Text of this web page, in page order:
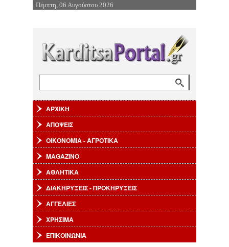
Επιστροφή στην Πλοήγηση
Πέμπτη, 06 Αυγούστου 2026
ΑΡΧΙΚΗ
ΑΠΟΨΕΙΣ
ΟΙΚΟΝΟΜΙΑ - ΑΓΡΟΤΙΚΑ
MAGAZINO
ΑΘΛΗΤΙΚΑ
ΔΙΑΚΗΡΥΞΕΙΣ - ΠΡΟΚΗΡΥΞΕΙΣ
ΑΓΓΕΛΙΕΣ
ΧΡΗΣΙΜΑ
ΕΠΙΚΟΙΝΩΝΙΑ